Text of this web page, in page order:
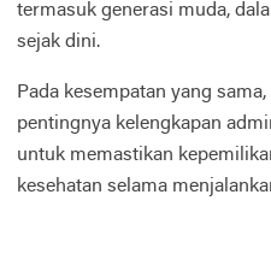
termasuk generasi muda,
sejak dini.
Pada kesempatan yang
pentingnya kelengkapan
untuk memastikan
kesehatan selama